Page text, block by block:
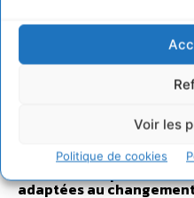
Voir les
Politique de cookies
30 juillet 2026
Un kit citoyen pour lever
développement des
L’éco-anxiété informe
28 juillet 2026
7 indicateurs pour des
adaptées au